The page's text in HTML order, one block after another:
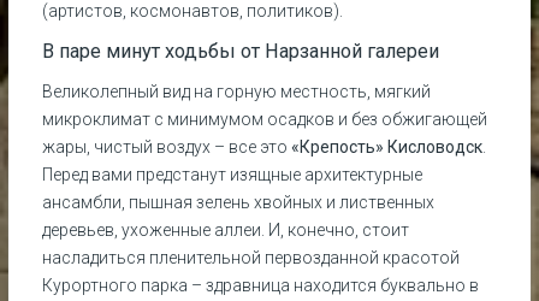
(артистов, космонавтов, политиков).
В паре минут ходьбы от Нарзанной галереи
Великолепный вид на горную местность, мягкий
микроклимат с минимумом осадков и без обжигающей
жары, чистый воздух – все это «Крепость» Кисловодск
Перед вами предстанут изящные архитектурные
ансамбли, пышная зелень хвойных и лиственных
деревьев, ухоженные аллеи. И, конечно, стоит
насладиться пленительной первозданной красотой
Курортного парка – здравница находится буквально в